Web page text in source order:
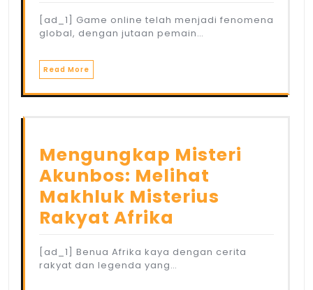
[ad_1] Game online telah menjadi fenomena
global, dengan jutaan pemain…
Read More
Mengungkap Misteri
Akunbos: Melihat
Makhluk Misterius
Rakyat Afrika
[ad_1] Benua Afrika kaya dengan cerita
rakyat dan legenda yang…